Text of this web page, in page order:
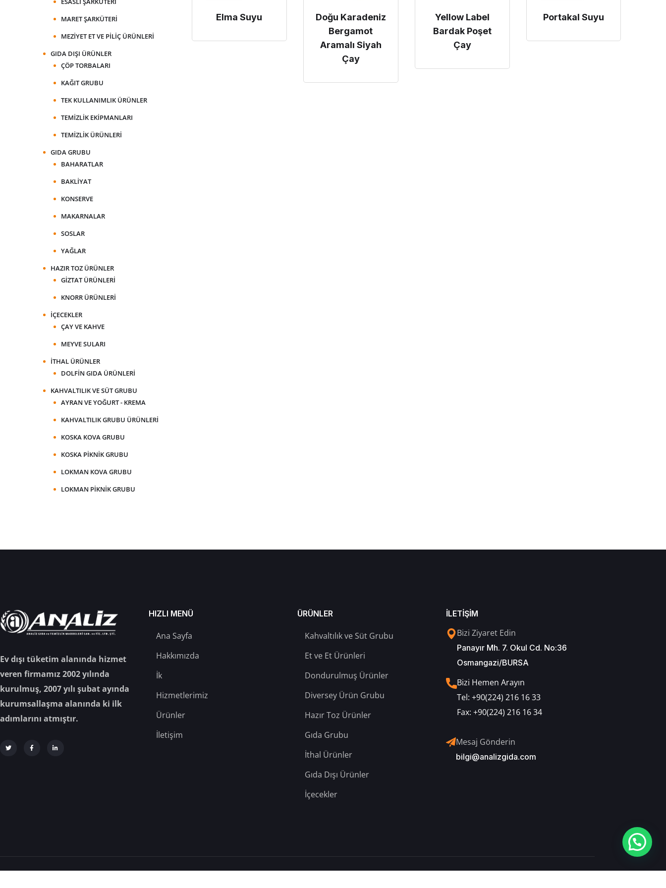
Elma Suyu
Doğu Karadeniz
Bergamot
Aramalı Siyah
Çay
Yellow Label
Bardak Poşet
Çay
Portakal Suyu
MARET ŞARKÜTERI
MEZIYET ET VE PILIÇ ÜRÜNLERI
GIDA DIŞI ÜRÜNLER
ÇÖP TORBALARI
KAĞIT GRUBU
TEK KULLANIMLIK ÜRÜNLER
TEMIZLIK EKIPMANLARI
TEMIZLIK ÜRÜNLERI
GIDA GRUBU
BAHARATLAR
BAKLIYAT
KONSERVE
MAKARNALAR
SOSLAR
YAĞLAR
HAZIR TOZ ÜRÜNLER
GIZTAT ÜRÜNLERI
KNORR ÜRÜNLERI
İÇECEKLER
ÇAY VE KAHVE
MEYVE SULARI
İTHAL ÜRÜNLER
DOLFIN GIDA ÜRÜNLERI
KAHVALTILIK VE SÜT GRUBU
AYRAN VE YOĞURT - KREMA
KAHVALTILIK GRUBU ÜRÜNLERI
KOSKA KOVA GRUBU
KOSKA PIKNIK GRUBU
LOKMAN KOVA GRUBU
LOKMAN PIKNIK GRUBU
Ev dışı tüketim alanında hizmet
veren firmamız 2002 yılında
kurulmuş, 2007 yılı şubat ayında
kurumsallaşma alanında ki ilk
adımlarını atmıştır.
HIZLI MENÜ
Ana Sayfa
Hakkımızda
İk
Hizmetlerimiz
Ürünler
İletişim
ÜRÜNLER
Kahvaltılık ve Süt Grubu
Et ve Et Ürünleri
Dondurulmuş Ürünler
Diversey Ürün Grubu
Hazır Toz Ürünler
Gıda Grubu
İthal Ürünler
Gıda Dışı Ürünler
İçecekler
İLETİŞİM
Bizi Ziyaret Edin
Panayır Mh. 7. Okul Cd. No:36
Osmangazi/BURSA
Bizi Hemen Arayın
Tel: +90(224) 216 16 33
Fax: +90(224) 216 16 34
Mesaj Gönderin
bilgi@analizgida.com